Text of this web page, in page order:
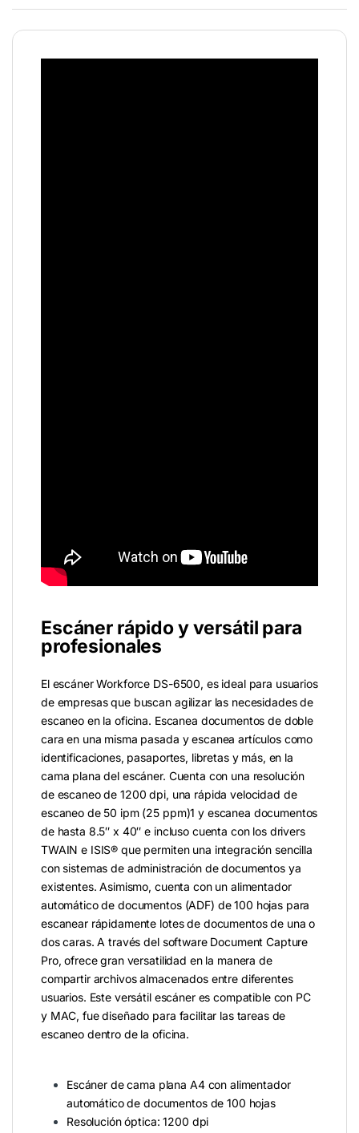
Escáner rápido y versátil para
profesionales
El escáner Workforce DS-6500, es ideal para usuarios
de empresas que buscan agilizar las necesidades de
escaneo en la oficina. Escanea documentos de doble
cara en una misma pasada y escanea artículos como
identificaciones, pasaportes, libretas y más, en la
cama plana del escáner. Cuenta con una resolución
de escaneo de 1200 dpi, una rápida velocidad de
escaneo de 50 ipm (25 ppm)1 y escanea documentos
de hasta 8.5″ x 40″ e incluso cuenta con los drivers
TWAIN e ISIS® que permiten una integración sencilla
con sistemas de administración de documentos ya
existentes. Asimismo, cuenta con un alimentador
automático de documentos (ADF) de 100 hojas para
escanear rápidamente lotes de documentos de una o
dos caras. A través del software Document Capture
Pro, ofrece gran versatilidad en la manera de
compartir archivos almacenados entre diferentes
usuarios. Este versátil escáner es compatible con PC
y MAC, fue diseñado para facilitar las tareas de
escaneo dentro de la oficina.
Escáner de cama plana A4 con alimentador
automático de documentos de 100 hojas
Resolución óptica: 1200 dpi